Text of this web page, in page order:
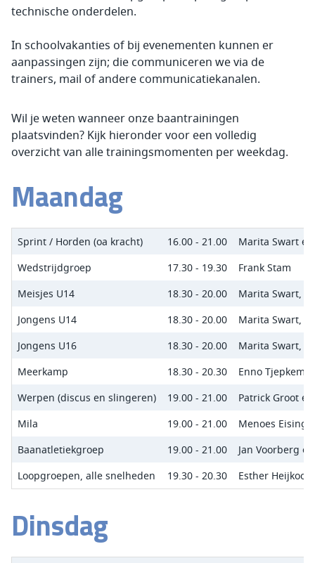
technische onderdelen.
In schoolvakanties of bij evenementen kunnen er
aanpassingen zijn; die communiceren we via de
trainers, mail of andere communicatiekanalen.
Wil je weten wanneer onze baantrainingen
plaatsvinden? Kijk hieronder voor een volledig
overzicht van alle trainingsmomenten per weekdag.
Maandag
Sprint / Horden (oa kracht) 16.00 - 21.00
Marita Swart
Wedstrijdgroep
17.30 - 19.30
Frank Stam
Meisjes U14
18.30 - 20.00
Marita Swart,
Jongens U14
18.30 - 20.00
Marita Swart,
Jongens U16
18.30 - 20.00
Marita Swart,
Meerkamp
18.30 - 20.30
Enno
Werpen (discus en slingeren)
19.00 - 21.00
Patrick Groot
Mila
19.00 - 21.00
Menoes Eising
Baanatletiekgroep
19.00 - 21.00
Jan Voorberg
Loopgroepen, alle snelheden
19.30 - 20.30 Esther Heijkoop
Dinsdag